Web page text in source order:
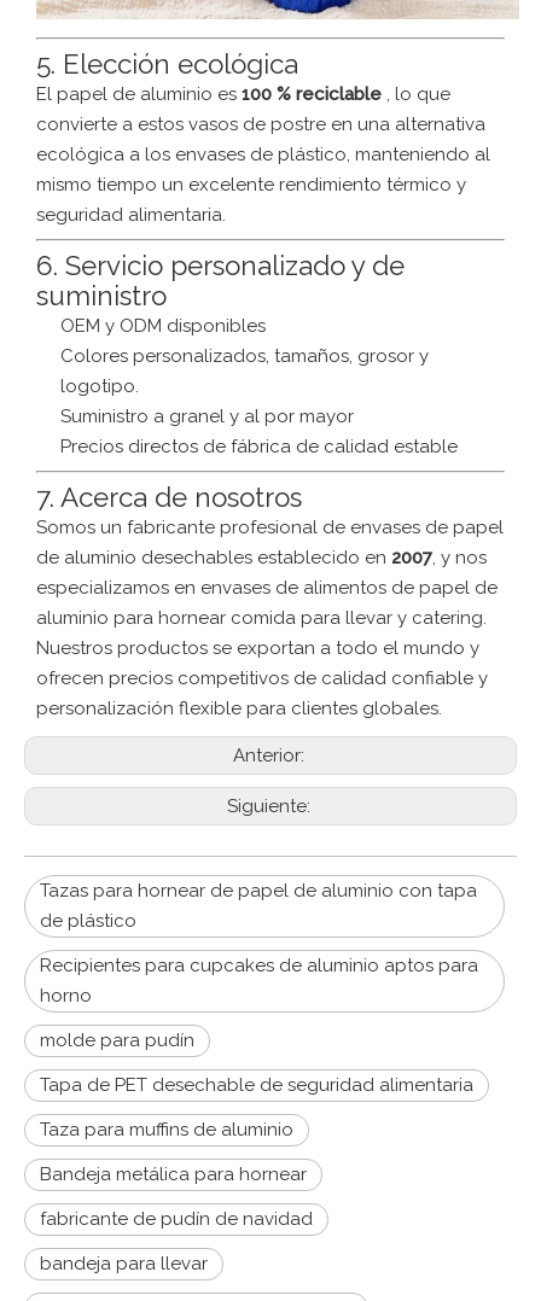
5. Elección ecológica
El papel de aluminio es 100 % reciclable , lo que
convierte a estos vasos de postre en una alternativa
ecológica a los envases de plástico, manteniendo al
mismo tiempo un excelente rendimiento térmico y
seguridad alimentaria.
6. Servicio personalizado y de
suministro
OEM y ODM disponibles
Colores personalizados, tamaños, grosor y
logotipo.
Suministro a granel y al por mayor
Precios directos de fábrica de calidad estable
7. Acerca de nosotros
Somos un fabricante profesional de envases de papel
de aluminio desechables establecido en 2007, y nos
especializamos en envases de alimentos de papel de
aluminio para hornear comida para llevar y catering.
Nuestros productos se exportan a todo el mundo y
ofrecen precios competitivos de calidad confiable y
personalización flexible para clientes globales.
Anterior:
Siguiente:
Tazas para hornear de papel de aluminio con tapa
de plástico
Recipientes para cupcakes de aluminio aptos para
horno
molde para pudín
Tapa de PET desechable de seguridad alimentaria
Taza para muffins de aluminio
Bandeja metálica para hornear
fabricante de pudín de navidad
bandeja para llevar